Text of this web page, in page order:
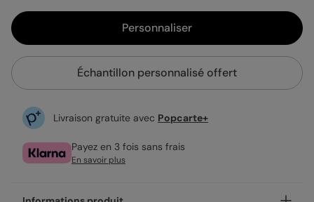
Personnaliser
Échantillon personnalisé offert
Livraison gratuite avec Popcarte+
Payez en 3 fois sans frais
En savoir plus